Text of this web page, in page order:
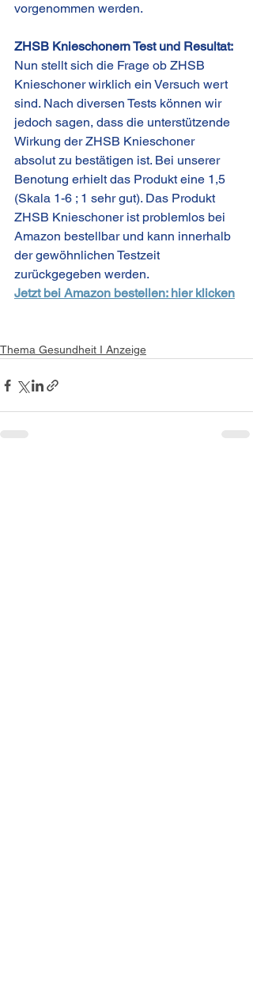
vorgenommen werden.
ZHSB Knieschonern Test und Resultat:
Nun stellt sich die Frage ob ZHSB
Knieschoner wirklich ein Versuch wert
sind. Nach diversen Tests können wir
jedoch sagen, dass die unterstützende
Wirkung der ZHSB Knieschoner
absolut zu bestätigen ist. Bei unserer
Benotung erhielt das Produkt eine 1,5
(Skala 1-6 ; 1 sehr gut). Das Produkt
ZHSB Knieschoner ist problemlos bei
Amazon bestellbar und kann innerhalb
der gewöhnlichen Testzeit
zurückgegeben werden.
Jetzt bei Amazon bestellen: hier klicken
Thema Gesundheit I Anzeige